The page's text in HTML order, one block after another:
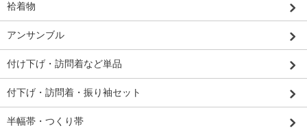
袷着物
アンサンブル
付け下げ・訪問着など単品
付下げ・訪問着・振り袖セット
半幅帯・つくり帯